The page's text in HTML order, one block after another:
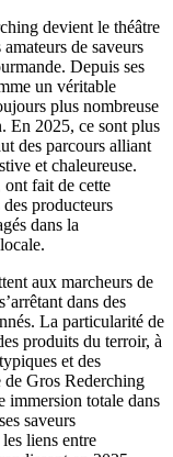
devient le théâtre
de saveurs
Depuis ses
un véritable
plus nombreuse
En 2025, ce sont plus
des parcours alliant
et chaleureuse.
ont fait de cette
producteurs
dans la
aux marcheurs de
dans des
La particularité de
produits du terroir, à
et des
de Gros Rederching
immersion totale dans
saveurs
liens entre